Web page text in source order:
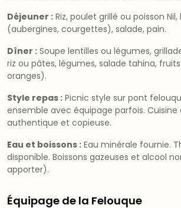
Déjeuner : Riz, poulet grillé ou poisson
(aubergines, courgettes), salade, pain.
Dîner : Soupe lentilles ou légumes,
riz ou pâtes, légumes, salade tahina,
oranges).
Style repas : Picnic style sur pont
ensemble avec équipage parfois.
authentique et copieuse.
Eau et boissons : Eau minérale fournie.
disponible. Boissons gazeuses et alcool
apporter).
Équipage de la Felouque